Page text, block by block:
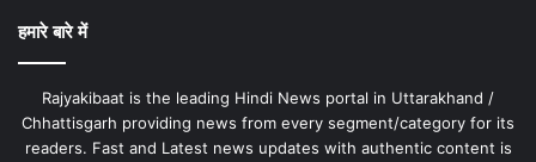
हमारे बारे में
Rajyakibaat is the leading Hindi News portal in Uttarakhand /
Chhattisgarh providing news from every segment/category for its
readers. Fast and Latest news updates with authentic content is